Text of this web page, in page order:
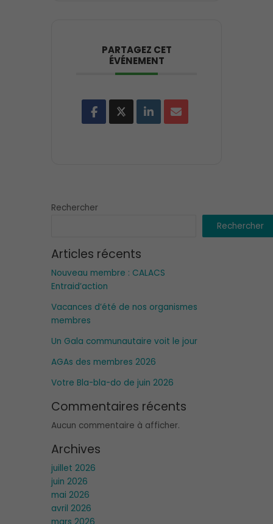
PARTAGEZ CET
ÉVÉNEMENT
Rechercher
Rechercher
Articles récents
Nouveau membre : CALACS
Entraid’action
Vacances d’été de nos organismes
membres
Un Gala communautaire voit le jour
AGAs des membres 2026
Votre Bla-bla-do de juin 2026
Commentaires récents
Aucun commentaire à afficher.
Archives
juillet 2026
juin 2026
mai 2026
avril 2026